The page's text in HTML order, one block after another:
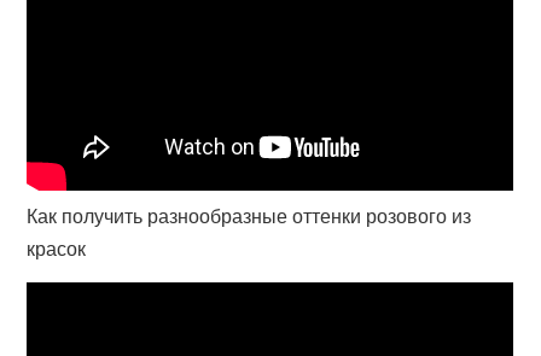
Как получить разнообразные оттенки розового из
красок